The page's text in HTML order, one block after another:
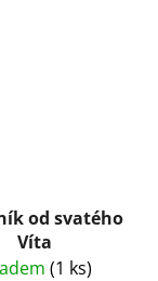
od svatého
Víta
(1 ks)